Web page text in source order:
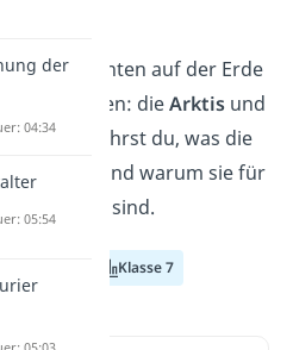
und ganz unten auf der Erde
eisige Welten: dieArktis und
. Hier erfährst du, was die
und warum sie für
so wichtig sind.
Klasse 7
der
04:34
05:54